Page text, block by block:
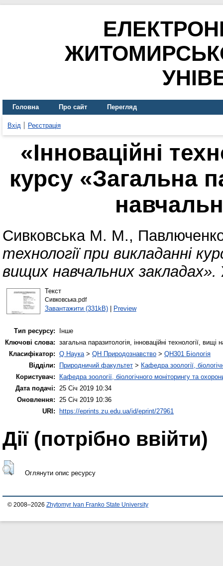
Головна Про сайт Перегляд
Вхід Реєстрація
«Інноваційні
курсу «Загальна
Сивковська М. М.,
технології при викладанні
вищих навчальних закладах».
Текст
Сивковська.pdf
Завантажити (331kB)| Preview
Тип ресурсу:
Інше
Ключові слова: загальна паразитологія, інноваційні технології, вищі
Класифікатор: Q Наука> QH Природознавство > QH301 Біологія
Відділи:
Природничий факультет > Кафедра зоології,
Користувач:
Кафедра зоології, біологічного моніторингу та
Дата подачі: 25 Січ 2019 10:34
Оновлення: 25 Січ 2019 10:36
URI:
https://eprints.zu.edu.ua/id/eprint/27961
Дії ​​(потрібно ввійти)
Оглянути опис ресурсу
© 2008–2026 Zhytomyr Ivan Franko State University